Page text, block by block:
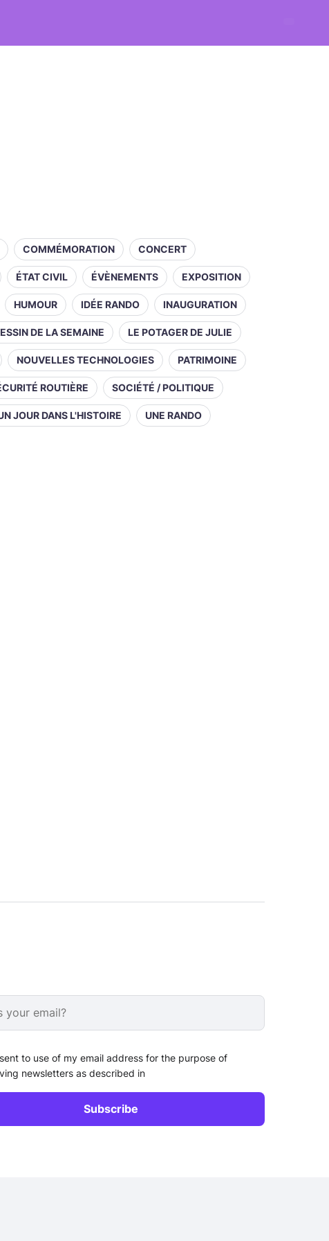
COMMÉMORATION CONCERT
ÉTAT CIVIL ÉVÈNEMENTS EXPOSITION
HUMOUR IDÉE RANDO INAUGURATION
DE LA SEMAINE LE POTAGER DE JULIE
NOUVELLES TECHNOLOGIES PATRIMOINE
ROUTIÈRE SOCIÉTÉ / POLITIQUE
JOUR DANS L'HISTOIRE UNE RANDO
to use of my email address for the purpose of
newsletters as described in